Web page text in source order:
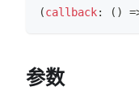
(callback: ( )
参数